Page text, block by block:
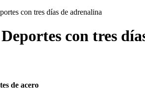
con tres días de adrenalina
con tres
de acero